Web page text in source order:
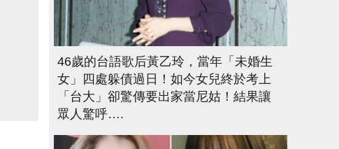
46歲的台語歌后黃乙玲，當年「未婚生
女」四處躲債過日！如今女兒終於考上
「台大」卻驚傳要出家當尼姑！結果讓
眾人驚呼….